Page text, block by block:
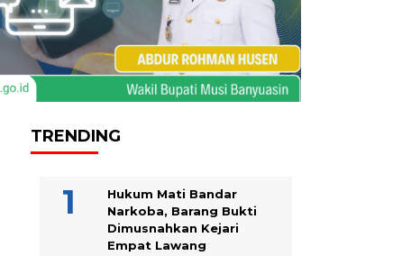
TRENDING
Hukum Mati Bandar
Narkoba, Barang Bukti
Dimusnahkan Kejari
Empat Lawang